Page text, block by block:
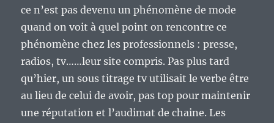
ce n’est pas devenu un phénomène de mode
quand on voit à quel point on rencontre ce
phénomène chez les professionnels : presse,
radios, tv……leur site compris. Pas plus tard
qu’hier, un sous titrage tv utilisait le verbe être
au lieu de celui de avoir, pas top pour maintenir
une réputation et l’audimat de chaine. Les